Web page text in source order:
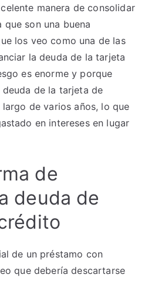
manera de consolidar
son una buena
los veo como una de las
la deuda de la tarjeta
es enorme y porque
de la tarjeta de
de varios años, lo que
en intereses en lugar
de
deuda de
de un préstamo con
que debería descartarse